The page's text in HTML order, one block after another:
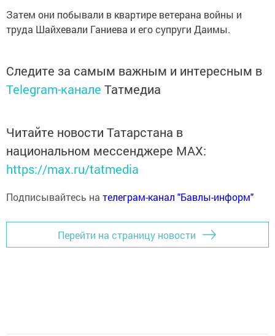
Затем они побывали в квартире ветерана войны и
труда Шайхевали Ганиева и его супруги Даимы.
Следите за самым важным и интересным в
Telegram-канале Татмедиа
Читайте новости Татарстана в
национальном мессенджере MАХ:
https://max.ru/tatmedia
Подписывайтесь на телеграм-канал "Бавлы-информ"
Перейти на страницу новости